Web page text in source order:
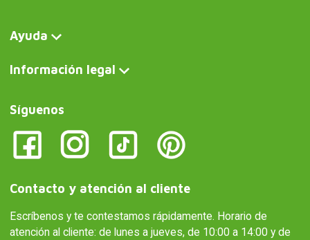
Ayuda
Información legal
Síguenos
Contacto y atención al cliente
Escríbenos y te contestamos rápidamente. Horario de
atención al cliente: de lunes a jueves, de 10:00 a 14:00 y de